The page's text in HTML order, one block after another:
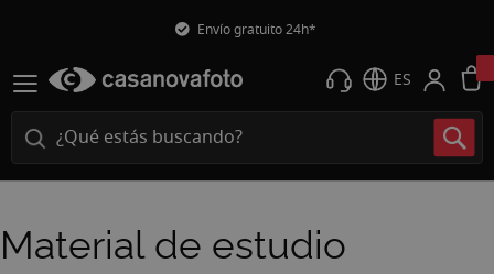
Envío gratuito 24h*
ES
Material de estudio